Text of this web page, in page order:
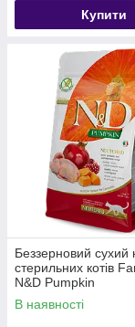
Купити
Беззерновий сухий
стерильних котів
N&D Pumpkin
Quail&Pomegranate
перепілка та гранат,
В наявності